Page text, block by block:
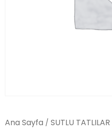
Ana Sayfa / SUTLU TATLILAR